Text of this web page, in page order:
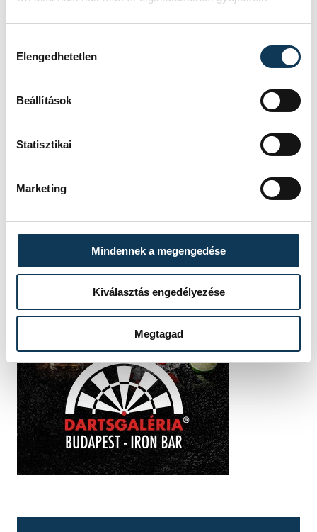
Elengedhetetlen
Beállítások
Statisztikai
Marketing
Mindennek a megengedése
Kiválasztás engedélyezése
Megtagad